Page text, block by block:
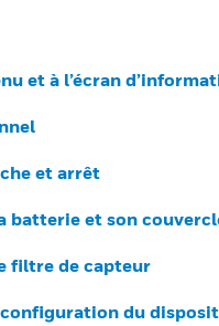
et à l’écran
et arrêt
batterie et son
filtre de capteur
du